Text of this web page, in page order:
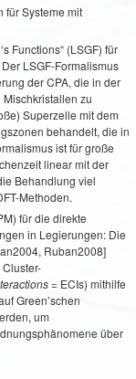
für Systeme mit
Functions“ (LSGF) für
LSGF-Formalismus
der CPA, die in der
zu
Superzelle mit dem
behandelt, die in
ist für große
linear mit der
Behandlung viel
Methoden.
für die direkte
in Legierungen: Die
Ruban2008]
= ECIs) mithilfe
Green’schen
um
über